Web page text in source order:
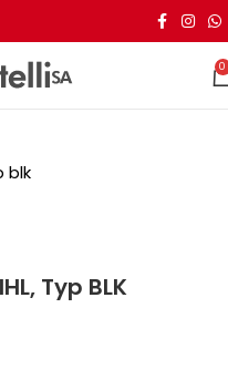
0
Typ BLK